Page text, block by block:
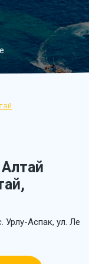
Урлу-Аспак, ул. Ле